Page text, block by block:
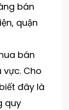
bán
quận
bán
Cho
đây là
quy